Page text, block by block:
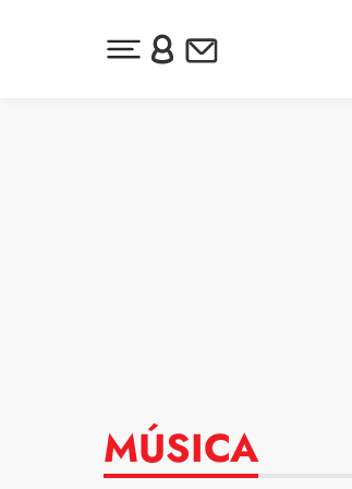
Desplegar menú principal
Inicia sesión o regístrate
Newsletter
MÚSICA